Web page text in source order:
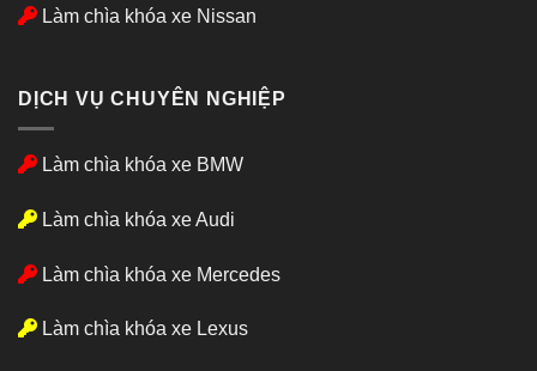
Làm chìa khóa xe Nissan
DỊCH VỤ CHUYÊN NGHIỆP
Làm chìa khóa xe BMW
Làm chìa khóa xe Audi
Làm chìa khóa xe Mercedes
Làm chìa khóa xe Lexus